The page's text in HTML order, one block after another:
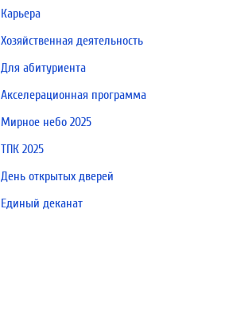
Карьера
Хозяйственная деятельность
Для абитуриента
Акселерационная программа
Мирное небо 2025
ТПК 2025
День открытых дверей
Единый деканат